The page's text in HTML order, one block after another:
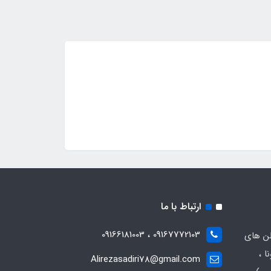
های
،
ارتباط با ما
09167772103 ، 09166181003
Alirezasadiri78@gmail.com